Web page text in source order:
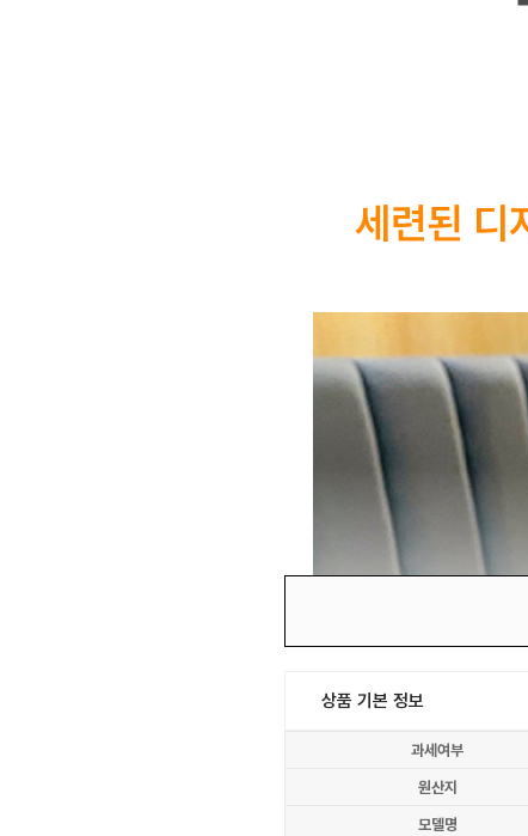
상품 기본 정보
과세여부
원산지
모델명